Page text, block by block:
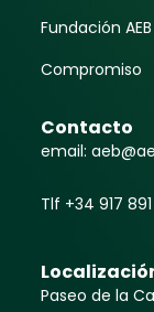
Fundación AEB
Compromiso
Contacto
email:
Tlf +34 917 891
Paseo de la